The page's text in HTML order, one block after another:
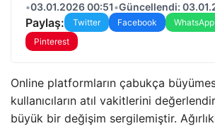
•03.01.2026 00:51•Güncellendi:
Paylaş: Twitter Facebook WhatsApp
Pinterest
Online platformların çabukça
kullanıcıların atıl vakitlerini
büyük bir değişim sergilemiştir.